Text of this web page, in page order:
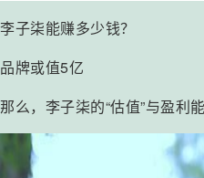
李子柒能赚多少钱？
品牌或值5亿
那么，李子柒的“估值”与盈利